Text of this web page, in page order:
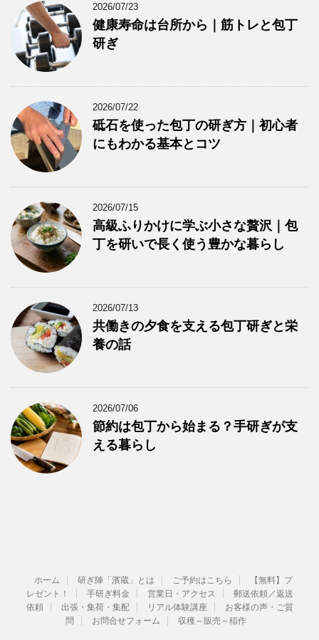
2026/07/23
健康寿命は台所から｜筋トレと包丁
研ぎ
2026/07/22
砥石を使った包丁の研ぎ方｜初心者
にもわかる基本とコツ
2026/07/15
高級ふりかけに学ぶ小さな贅沢｜包
丁を研いで長く使う豊かな暮らし
2026/07/13
共働きの夕食を支える包丁研ぎと栄
養の話
2026/07/06
節約は包丁から始まる？手研ぎが支
える暮らし
ホーム 研ぎ陣「濱蔵」とは ご予約はこちら
【無料】プ
レゼント！
手研ぎ料金 営業日・アクセス
郵送依頼／返送
依頼
出張・集荷・集配 リアル体験講座
お客様の声・ご質
問
お問合せフォーム 収穫～販売～稲作